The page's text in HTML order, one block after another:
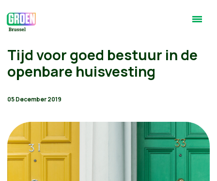
Tijd voor goed bestuur in de
openbare huisvesting
05 December 2019